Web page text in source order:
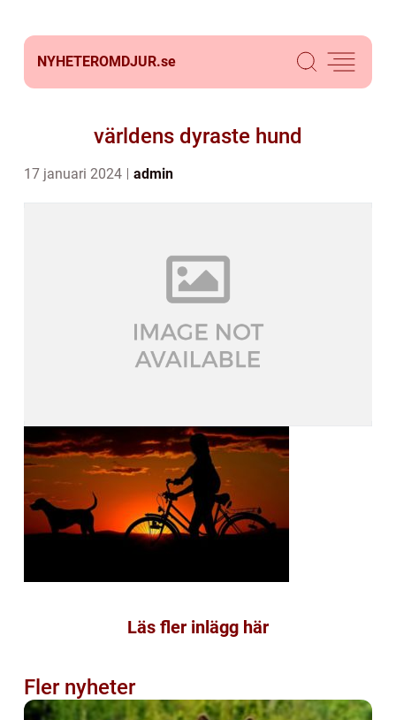
NYHETEROMDJUR.se
världens dyraste hund
17 januari 2024 admin
Läs fler inlägg här
Fler nyheter